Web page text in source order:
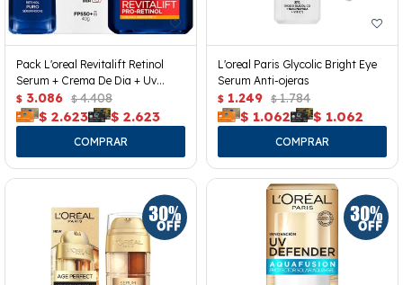
Pack L'oreal Revitalift Retinol
Serum + Crema De Dia + Uv
Defender
$ 3.086 $ 4.408
$ 2.623 $ 2.623
L'oreal Paris Glycolic Bright Eye
Serum Anti-ojeras
$ 1.249 $ 1.784
$ 1.062 $ 1.062